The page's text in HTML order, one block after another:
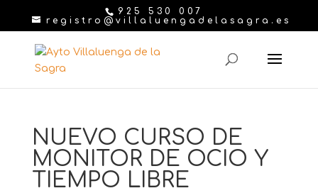
925 530 007
registro@villaluengadelasagra.es
NUEVO CURSO DE
MONITOR DE OCIO Y
TIEMPO LIBRE